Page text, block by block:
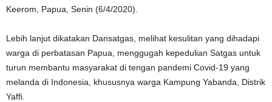
Keerom, Papua, Senin (6/4/2020).
Lebih lanjut dikatakan Dansatgas, melihat kesulitan yang dihadapi
warga di perbatasan Papua, menggugah kepedulian Satgas untuk
turun membantu masyarakat di tengan pandemi Covid-19 yang
melanda di Indonesia, khususnya warga Kampung Yabanda, Distrik
Yaffi.